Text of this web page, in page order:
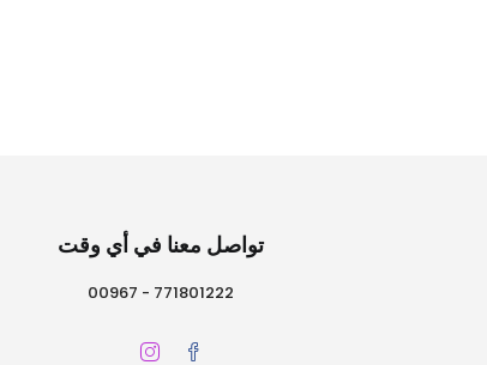
تواصل معنا في أي وقت
771801222 - 00967